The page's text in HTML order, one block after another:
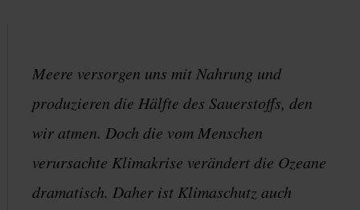
Meere versorgen uns mit Nahrung und
produzieren die Hälfte des Sauerstoffs, den
wir atmen. Doch die vom Menschen
verursachte Klimakrise verändert die Ozeane
dramatisch. Daher ist Klimaschutz auch